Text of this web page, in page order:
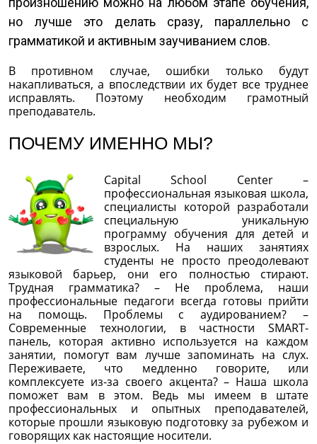
но лучше это делать сразу, параллельно с
грамматикой и активным заучиванием слов.
В противном случае, ошибки только будут
накапливаться, а впоследствии их будет все труднее
исправлять. Поэтому необходим грамотный
преподаватель.
ПОЧЕМУ ИМЕННО МЫ?
Capital School Center –
профессиональная языковая школа,
специалисты которой разработали
специальную уникальную
программу обучения для детей и
взрослых. На наших занятиях
студенты не просто преодолевают
языковой барьер, они его полностью стирают.
Трудная грамматика? – Не проблема, наши
профессиональные педагоги всегда готовы прийти
на помощь. Проблемы с аудированием? –
Современные технологии, в частности SMART-
панель, которая активно используется на каждом
занятии, помогут вам лучше запоминать на слух.
Переживаете, что медленно говорите, или
комплексуете из-за своего акцента? – Наша школа
поможет вам в этом. Ведь мы имеем в штате
профессиональных и опытных преподавателей,
которые прошли языковую подготовку за рубежом и
говорящих как настоящие носители.